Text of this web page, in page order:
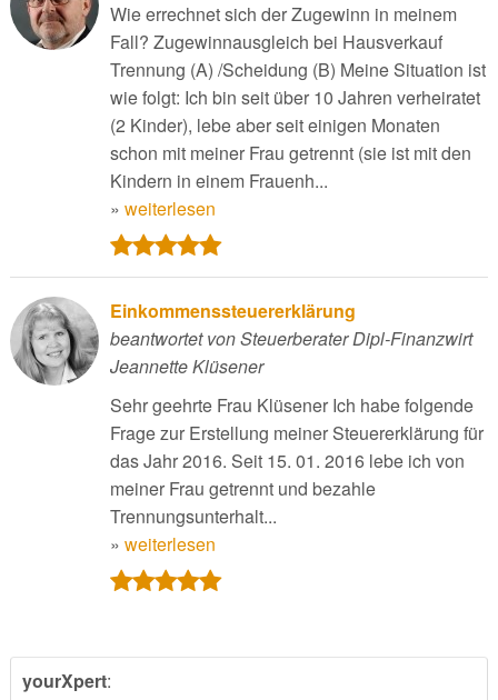
Wie errechnet sich der Zugewinn in meinem
Fall? Zugewinnausgleich bei Hausverkauf
Trennung (A) /Scheidung (B) Meine Situation ist
wie folgt: Ich bin seit über 10 Jahren verheiratet
(2 Kinder), lebe aber seit einigen Monaten
schon mit meiner Frau getrennt (sie ist mit den
Kindern in einem Frauenh...
» weiterlesen
Einkommenssteuererklärung
beantwortet von Steuerberater Dipl-Finanzwirt
Jeannette Klüsener
Sehr geehrte Frau Klüsener Ich habe folgende
Frage zur Erstellung meiner Steuererklärung für
das Jahr 2016. Seit 15. 01. 2016 lebe ich von
meiner Frau getrennt und bezahle
Trennungsunterhalt...
» weiterlesen
yourXpert: